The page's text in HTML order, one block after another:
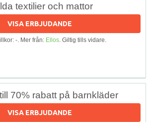
textilier och mattor
VISA ERBJUDANDE
-. Mer från: Ellos. Giltig tills vidare.
70% rabatt på barnkläder
VISA ERBJUDANDE